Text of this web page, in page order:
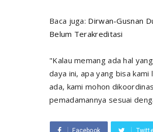
Baca juga: Dirwan-Gusnan
Belum Terakreditasi
"Kalau memang ada hal
daya ini, apa yang bisa kami
ada, kami mohon
pemadamannya sesuai
Facebook